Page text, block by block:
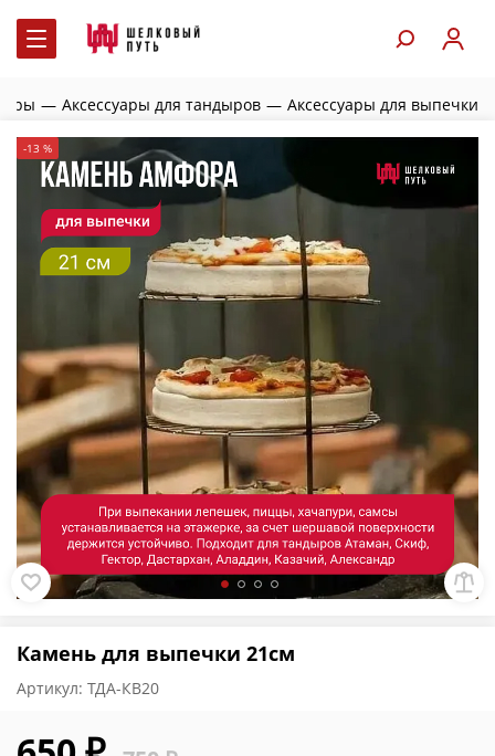
— Аксессуары для тандыров — Аксессуары для выпечки
-13 %
Камень для выпечки 21см
Артикул: ТДА-КВ20